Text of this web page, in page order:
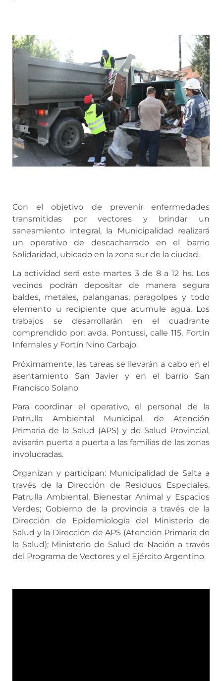
Con el objetivo de prevenir enfermedades
transmitidas por vectores y brindar un
saneamiento integral, la Municipalidad realizará
un operativo de descacharrado en el barrio
Solidaridad, ubicado en la zona sur de la ciudad.
La actividad será este martes 3 de 8 a 12 hs. Los
vecinos podrán depositar de manera segura
baldes, metales, palanganas, paragolpes y todo
elemento u recipiente que acumule agua. Los
trabajos se desarrollarán en el cuadrante
comprendido por: avda. Pontussi, calle 115, Fortín
Infernales y Fortín Nino Carbajo.
Próximamente, las tareas se llevarán a cabo en el
asentamiento San Javier y en el barrio San
Francisco Solano
Para coordinar el operativo, el personal de la
Patrulla Ambiental Municipal, de Atención
Primaria de la Salud (APS) y de Salud Provincial,
avisarán puerta a puerta a las familias de las zonas
involucradas.
Organizan y participan: Municipalidad de Salta a
través de la Dirección de Residuos Especiales,
Patrulla Ambiental, Bienestar Animal y Espacios
Verdes; Gobierno de la provincia a través de la
Dirección de Epidemiología del Ministerio de
Salud y la Dirección de APS (Atención Primaria de
la Salud); Ministerio de Salud de ⁠Nación a través
del Programa de Vectores y el Ejército Argentino.